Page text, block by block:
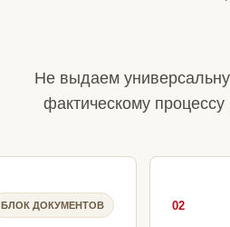
Не выдаем
фактическому
БЛОК ДОКУМЕНТОВ 02